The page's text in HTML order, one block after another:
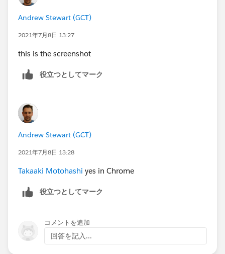
Andrew Stewart (GCT)
2021年7月8日 13:27
this is the screenshot
役立つとしてマーク
Andrew Stewart (GCT)
2021年7月8日 13:28
Takaaki Motohashi yes in Chrome
役立つとしてマーク
コメントを追加
回答を記入...